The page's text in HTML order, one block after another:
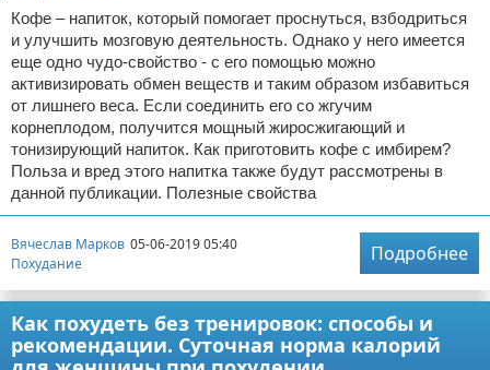
Кофе – напиток, который помогает проснуться, взбодриться
и улучшить мозговую деятельность. Однако у него имеется
еще одно чудо-свойство - с его помощью можно
активизировать обмен веществ и таким образом избавиться
от лишнего веса. Если соединить его со жгучим
корнеплодом, получится мощный жиросжигающий и
тонизирующий напиток. Как приготовить кофе с имбирем?
Польза и вред этого напитка также будут рассмотрены в
данной публикации. Полезные свойства
Вячеслав Марков 05-06-2019 05:40
Похудание
Подробнее
Как похудеть без тренировок: способы и
рекомендации. Суточная норма калорий